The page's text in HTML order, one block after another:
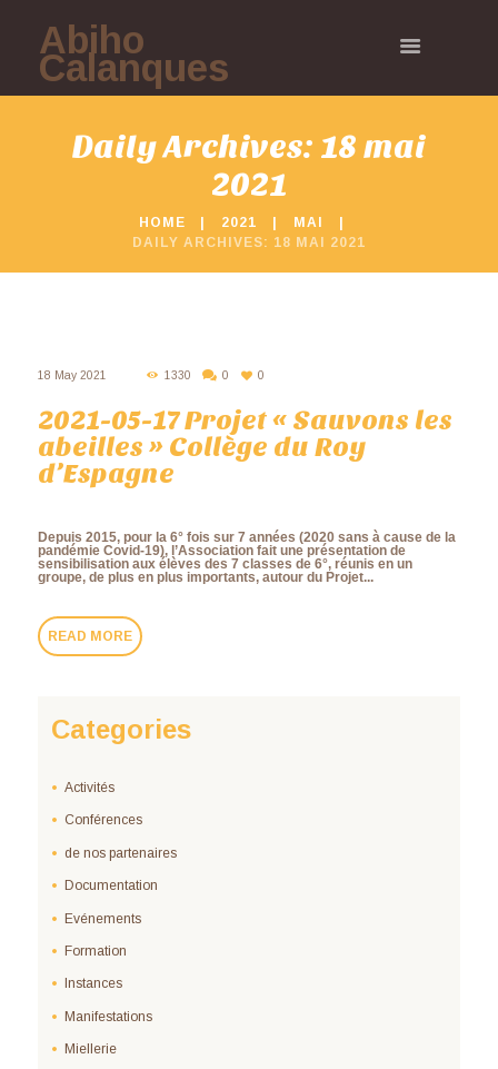
Abiho
Calanques
Daily Archives: 18 mai
2021
HOME 2021
MAI
DAILY ARCHIVES: 18 MAI 2021
18 May 2021 1330 0 0
2021-05-17 Projet « Sauvons les
abeilles » Collège du Roy
d’Espagne
Depuis 2015, pour la 6° fois sur 7 années (2020 sans à cause de la
pandémie Covid-19), l’Association fait une présentation de
sensibilisation aux élèves des 7 classes de 6°, réunis en un
groupe, de plus en plus importants, autour du Projet...
READ MORE
Categories
Activités
Conférences
de nos partenaires
Documentation
Evénements
Formation
Instances
Manifestations
Miellerie